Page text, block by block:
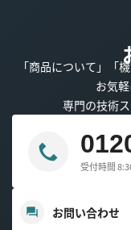
「商品について」「
お気
専門の技術
受付時間
お問い合わせ